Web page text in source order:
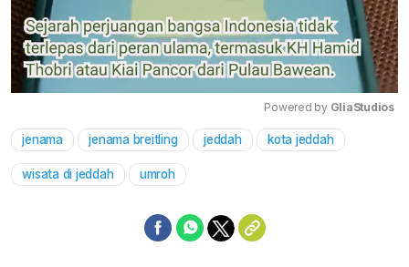
Mute
Powered by GliaStudios
jenama jenama breitling jeddah kota jeddah
wisata di jeddah umroh